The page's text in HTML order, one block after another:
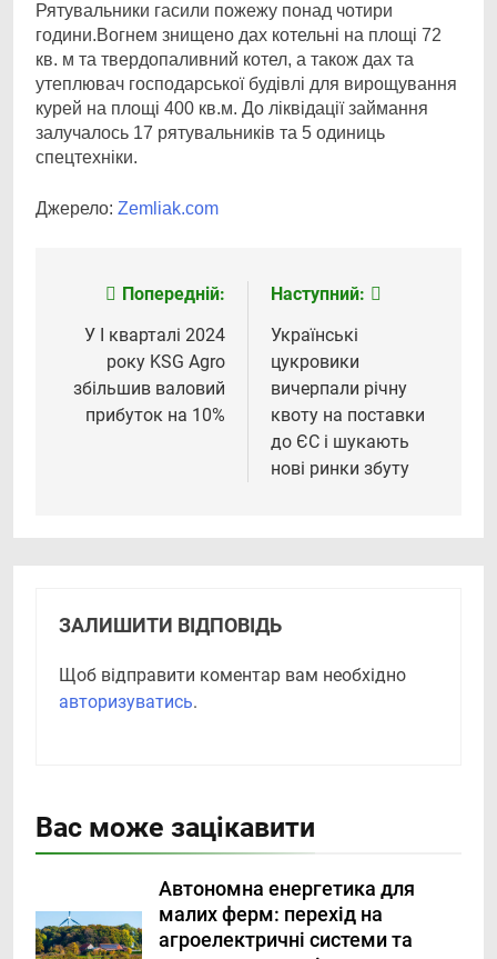
Рятувальники гасили пожежу понад чотири
години.Вогнем знищено дах котельні на площі 72
кв. м та твердопаливний котел, а також дах та
утеплювач господарської будівлі для вирощування
курей на площі 400 кв.м. До ліквідації займання
залучалось 17 рятувальників та 5 одиниць
спецтехніки.
Джерело: Zemliak.com
Навігація
записів
Попередній:
У І кварталі 2024
року KSG Agro
збільшив валовий
прибуток на 10%
Наступний:
Українські
цукровики
вичерпали річну
квоту на поставки
до ЄС і шукають
нові ринки збуту
ЗАЛИШИТИ ВІДПОВІДЬ
Щоб відправити коментар вам необхідно
авторизуватись.
Вас може зацікавити
Автономна енергетика для
малих ферм: перехід на
агроелектричні системи та